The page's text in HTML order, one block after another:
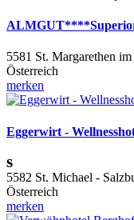
5581 St. Margarethen
Österreich
merken
Eggerwirt -
s
5582 St. Michael -
Österreich
merken